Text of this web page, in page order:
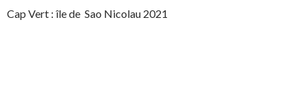
Cap Vert : île de Sao Nicolau 2021